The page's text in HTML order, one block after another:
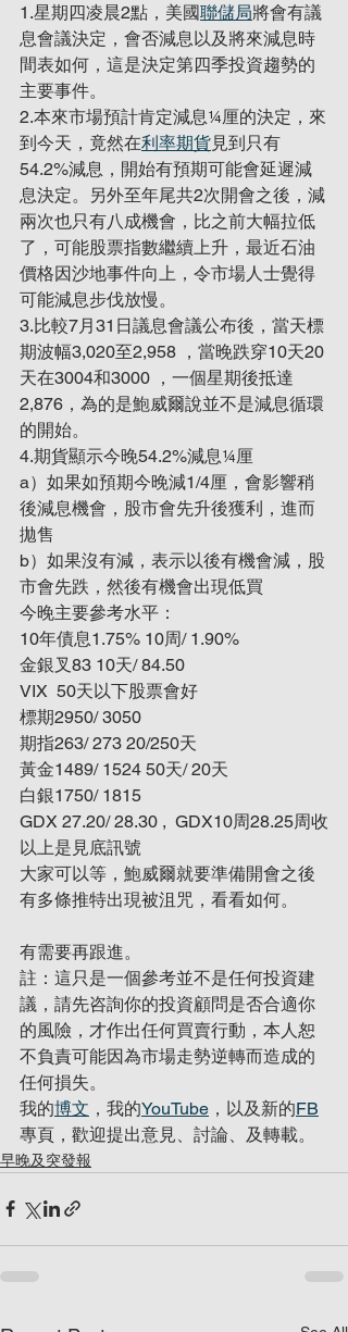
1.星期四凌晨2點，美國聯儲局將會有議
息會議決定，會否減息以及將來減息時
間表如何，這是決定第四季投資趨勢的
主要事件。
2.本來市場預計肯定減息¼厘的決定，來
到今天，竟然在利率期貨見到只有
54.2%減息，開始有預期可能會延遲減
息決定。另外至年尾共2次開會之後，減
兩次也只有八成機會，比之前大幅拉低
了，可能股票指數繼續上升，最近石油
價格因沙地事件向上，令市場人士覺得
可能減息步伐放慢。
3.比較7月31日議息會議公布後，當天標
期波幅3,020至2,958 ，當晚跌穿10天20
天在3004和3000 ，一個星期後抵達
2,876，為的是鮑威爾說並不是減息循環
的開始。
4.期貨顯示今晚54.2%減息¼厘
a）如果如預期今晚減1/4厘，會影響稍
後減息機會，股市會先升後獲利，進而
拋售
b）如果沒有減，表示以後有機會減，股
市會先跌，然後有機會出現低買
今晚主要參考水平：
10年債息1.75% 10周/ 1.90%
金銀叉83 10天/ 84.50
VIX  50天以下股票會好
標期2950/ 3050
期指263/ 273 20/250天
黃金1489/ 1524 50天/ 20天
白銀1750/ 1815
GDX 27.20/ 28.30 ,  GDX10周28.25周收
以上是見底訊號
大家可以等，鮑威爾就要準備開會之後
有多條推特出現被沮咒，看看如何。
有需要再跟進。
註：這只是一個參考並不是任何投資建
議，請先咨詢你的投資顧問是否合適你
的風險，才作出任何買賣行動，本人恕
不負責可能因為市場走勢逆轉而造成的
任何損失。
我的博文 ，我的YouTube ，以及新的FB
專頁，歡迎提出意見、討論、及轉載。
早晚及突發報